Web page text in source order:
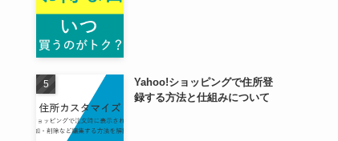
Yahoo!ショッピングで住所登
録する方法と仕組みについて